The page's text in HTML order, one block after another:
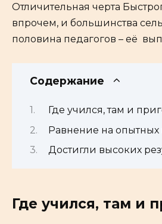
Отличительная черта
впрочем, и большинства
половина педагогов – её
Содержание
Где учился, там и
Равнение на опытных
Достигли высоких
Где учился, там и